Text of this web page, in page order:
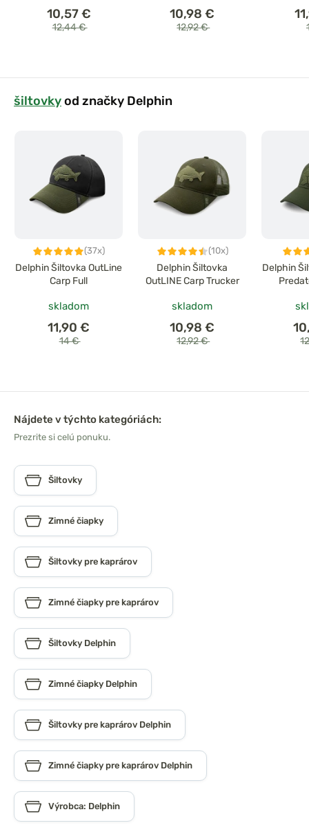
10,57 €
12,44 €
10,98 €
12,92 €
šiltovkyod značky Delphin
(37x)
Delphin Šiltovka OutLine
Carp Full
skladom
11,90 €
14 €
(10x)
Delphin Šiltovka
OutLINE Carp Trucker
skladom
10,98 €
12,92 €
Delphin
Nájdete v týchto kategóriách:
Prezrite si celú ponuku.
Šiltovky
Zimné čiapky
Šiltovky pre kaprárov
Zimné čiapky pre kaprárov
Šiltovky Delphin
Zimné čiapky Delphin
Šiltovky pre kaprárov Delphin
Zimné čiapky pre kaprárov Delphin
Výrobca: Delphin